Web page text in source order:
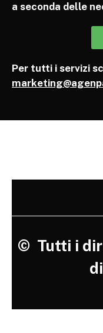
a seconda delle
Per tutti i servizi
© Tutti i